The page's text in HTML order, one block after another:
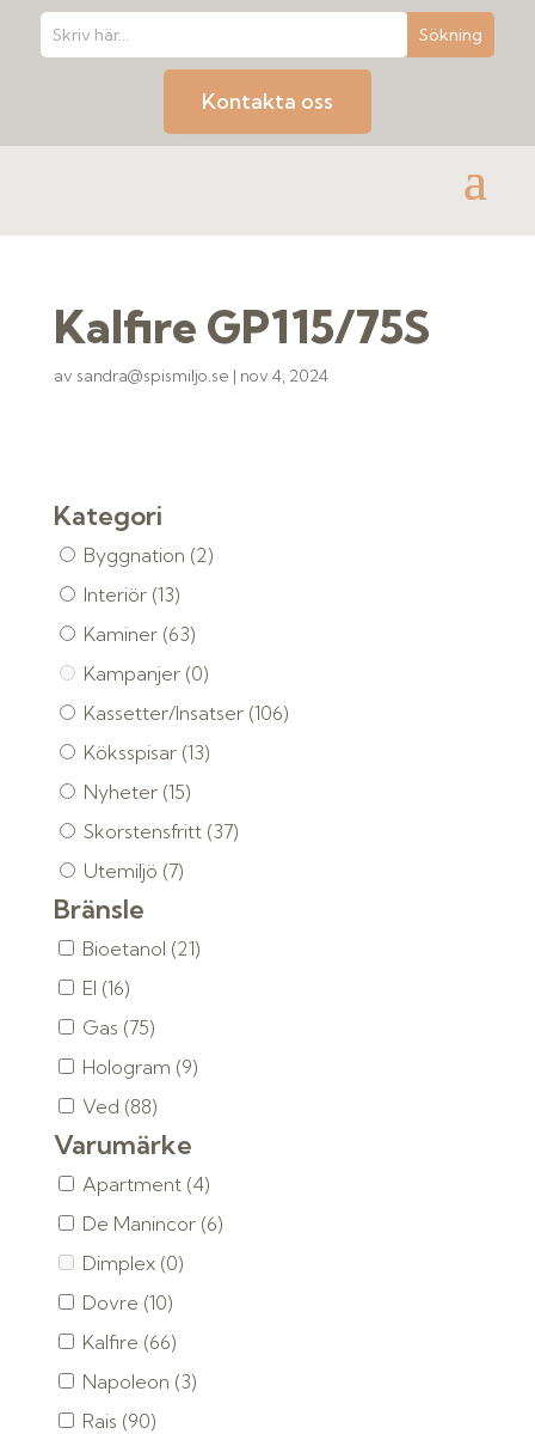
Kontakta oss
Kalfire GP115/75S
av sandra@spismiljo.se | nov 4, 2024
Kategori
Byggnation (2)
Interiör (13)
Kaminer (63)
Kampanjer (0)
Kassetter/Insatser (106)
Köksspisar (13)
Nyheter (15)
Skorstensfritt (37)
Utemiljö (7)
Bränsle
Bioetanol (21)
El (16)
Gas (75)
Hologram (9)
Ved (88)
Varumärke
Apartment (4)
De Manincor (6)
Dimplex (0)
Dovre (10)
Kalfire (66)
Napoleon (3)
Rais (90)